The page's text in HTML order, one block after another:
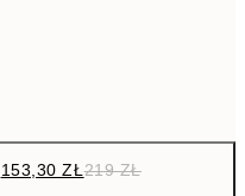
153,30 ZŁ219 ZŁ